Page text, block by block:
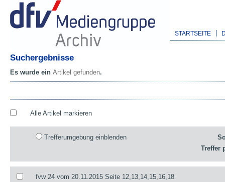
STARTSEITE
Suchergebnisse
Es wurde ein Artikel gefunden.
Alle Artikel markieren
Trefferumgebung einblenden
Treffer
fvw 24 vom 20.11.2015 Seite 12,13,14,15,16,18